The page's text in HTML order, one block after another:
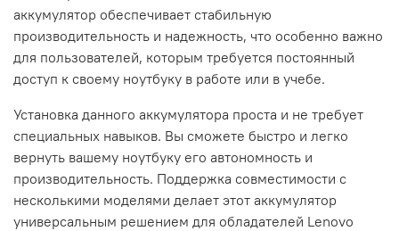
аккумулятор обеспечивает стабильную
производительность и надежность, что особенно важно
для пользователей, которым требуется постоянный
доступ к своему ноутбуку в работе или в учебе.
Установка данного аккумулятора проста и не требует
специальных навыков. Вы сможете быстро и легко
вернуть вашему ноутбуку его автономность и
производительность. Поддержка совместимости с
несколькими моделями делает этот аккумулятор
универсальным решением для обладателей Lenovo